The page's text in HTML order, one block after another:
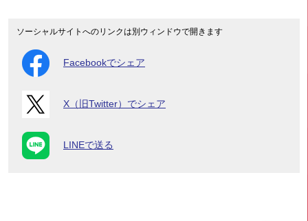
ソーシャルサイトへのリンクは別ウィンドウで開きます
Facebookでシェア
X（旧Twitter）でシェア
LINEで送る